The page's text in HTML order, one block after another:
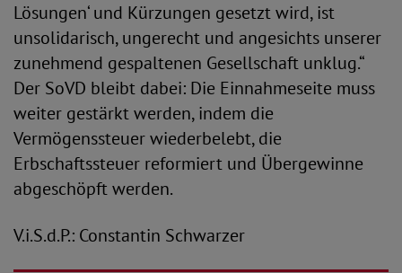
Lösungen‘ und Kürzungen gesetzt wird, ist
unsolidarisch, ungerecht und angesichts unserer
zunehmend gespaltenen Gesellschaft unklug.“
Der SoVD bleibt dabei: Die Einnahmeseite muss
weiter gestärkt werden, indem die
Vermögenssteuer wiederbelebt, die
Erbschaftssteuer reformiert und Übergewinne
abgeschöpft werden.
V.i.S.d.P.: Constantin Schwarzer